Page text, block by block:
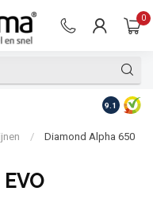
0
Op
9.1
/
Diamond Alpha 650